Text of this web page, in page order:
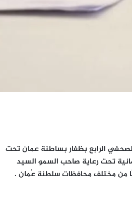
الرابع بظفار بساطنة عمان تحت
تحت رعاية صاحب السمو السيد